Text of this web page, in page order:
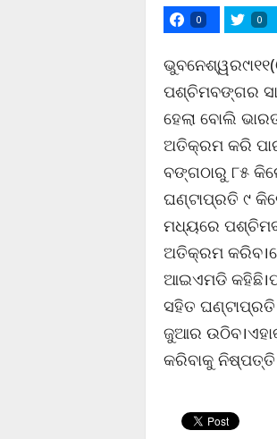
0 0
ପଶ୍ଚିମବଙ୍ଗର
ହେଲା ବୋଲି
ଅତିକ୍ରମ କରି
ବଙ୍ଗଠାରୁ ୮୫
ଘଣ୍ଟାପ୍ରତି ୯
ମଧ୍ୟରେ
ଅତିକ୍ରମ
ଆଇଏମଡି
ସହିତ
ଜୁଆର
କରିବାକୁ